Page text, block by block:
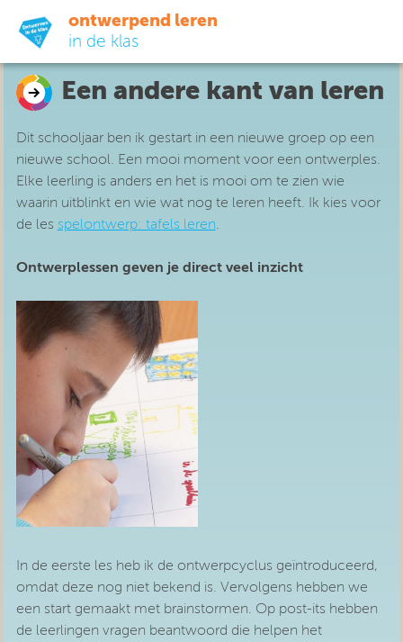
ontwerpend leren
in de klas
ready-to-go
do-it-yourself
didactiek
over ons
Een andere kant van leren
Dit schooljaar ben ik gestart in een nieuwe groep op een
nieuwe school. Een mooi moment voor een ontwerples.
Elke leerling is anders en het is mooi om te zien wie
waarin uitblinkt en wie wat nog te leren heeft. Ik kies voor
de les spelontwerp: tafels leren.
Ontwerplessen geven je direct veel inzicht
In de eerste les heb ik de ontwerpcyclus geïntroduceerd,
omdat deze nog niet bekend is. Vervolgens hebben we
een start gemaakt met brainstormen. Op post-its hebben
de leerlingen vragen beantwoord die helpen het